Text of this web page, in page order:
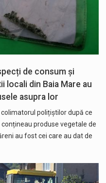
de consum și
locali din Baia Mare au
asupra lor
colimatorul polițiștilor după ce
produse vegetale de
au fost cei care au dat de